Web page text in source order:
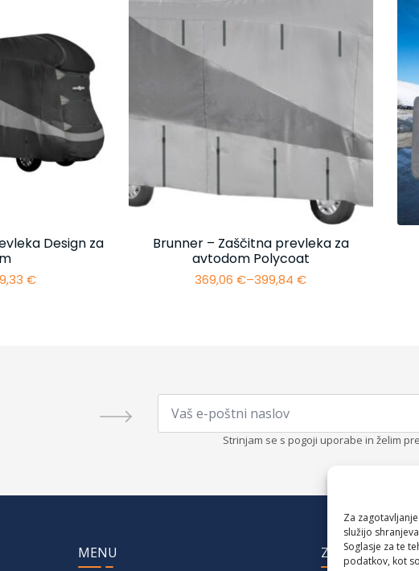
Za
služijo
Soglasje za te
podatkov, kot
Design za
€
Brunner – Zaščitna prevleka za
avtodom Polycoat
369,06€–399,84€
Cenovni
Email
Strinjam se s pogoji uporabe in želim
MENU ZADNJE OBJAVE